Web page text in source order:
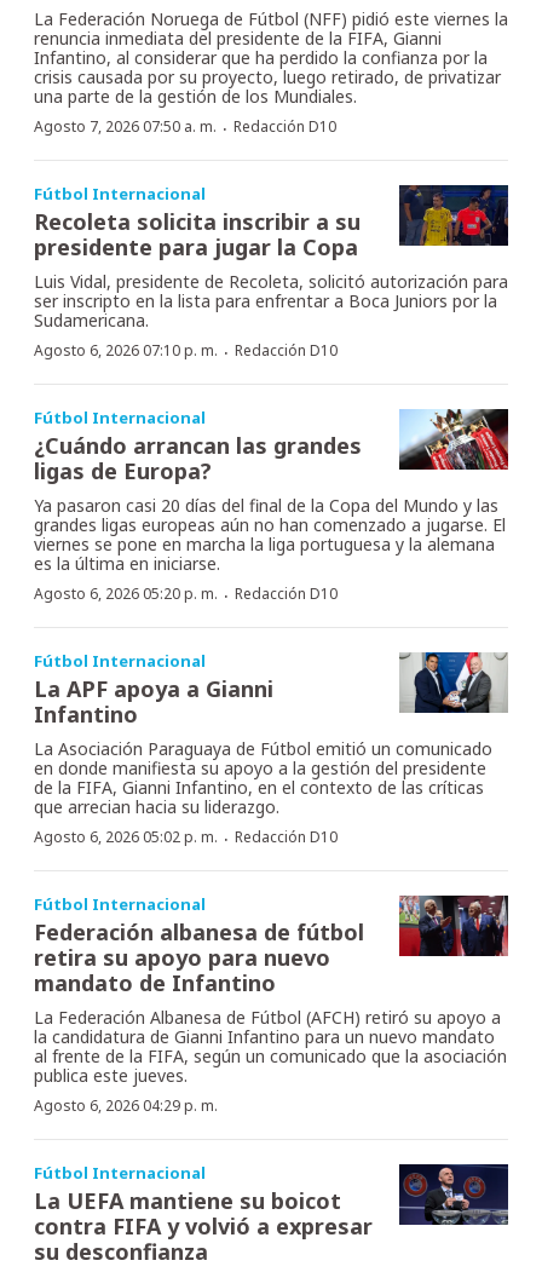
La Federación Noruega de Fútbol (NFF) pidió este viernes la
renuncia inmediata del presidente de la FIFA, Gianni
Infantino, al considerar que ha perdido la confianza por la
crisis causada por su proyecto, luego retirado, de privatizar
una parte de la gestión de los Mundiales.
Agosto 7, 2026 07:50 a. m. · Redacción D10
Fútbol Internacional
Recoleta solicita inscribir a su
presidente para jugar la Copa
Luis Vidal, presidente de Recoleta, solicitó autorización para
ser inscripto en la lista para enfrentar a Boca Juniors por la
Sudamericana.
Agosto 6, 2026 07:10 p. m. · Redacción D10
Fútbol Internacional
¿Cuándo arrancan las grandes
ligas de Europa?
Ya pasaron casi 20 días del final de la Copa del Mundo y las
grandes ligas europeas aún no han comenzado a jugarse. El
viernes se pone en marcha la liga portuguesa y la alemana
es la última en iniciarse.
Agosto 6, 2026 05:20 p. m. · Redacción D10
Fútbol Internacional
La APF apoya a Gianni
Infantino
La Asociación Paraguaya de Fútbol emitió un comunicado
en donde manifiesta su apoyo a la gestión del presidente
de la FIFA, Gianni Infantino, en el contexto de las críticas
que arrecian hacia su liderazgo.
Agosto 6, 2026 05:02 p. m. · Redacción D10
Fútbol Internacional
Federación albanesa de fútbol
retira su apoyo para nuevo
mandato de Infantino
La Federación Albanesa de Fútbol (AFCH) retiró su apoyo a
la candidatura de Gianni Infantino para un nuevo mandato
al frente de la FIFA, según un comunicado que la asociación
publica este jueves.
Agosto 6, 2026 04:29 p. m.
Fútbol Internacional
La UEFA mantiene su boicot
contra FIFA y volvió a expresar
su desconfianza